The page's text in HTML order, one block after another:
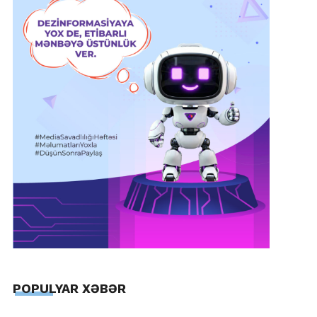
POPULYAR XƏBƏR